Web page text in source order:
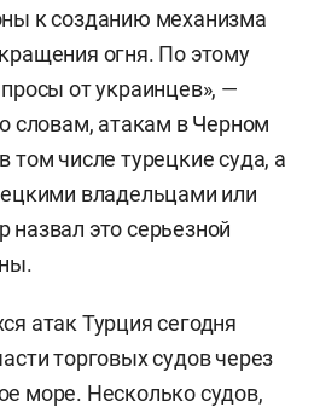
к созданию механизма
огня. По этому
от украинцев», —
словам, атакам в Черном
том числе турецкие суда, а
владельцами или
это серьезной
атак Турция сегодня
торговых судов через
море. Несколько судов,